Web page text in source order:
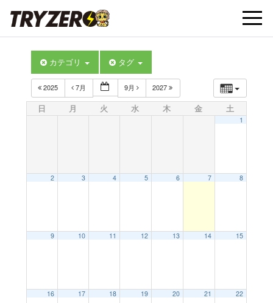
t
カテゴリ タグ
2025 7月 9月 2027
日 月 火 水 木 金 土
1
2 3 4 5 6 7 8
9 10 11 12 13 14 15
16 17 18 19 20 21 22